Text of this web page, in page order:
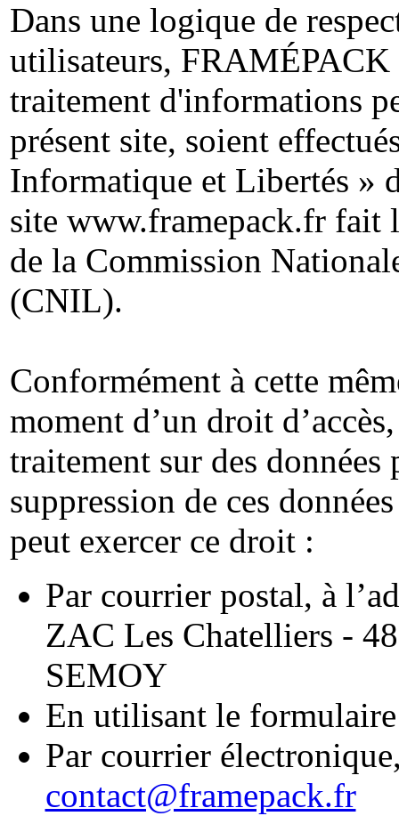
Dans une logique de
utilisateurs, FRAMÉPACK
traitement d'informations
présent site, soient
Informatique et Libertés »
site www.framepack.fr fait
de la Commission
(CNIL).
Conformément à cette
moment d’un droit
traitement sur des données
suppression de ces
peut exercer ce droit :
Par courrier postal, à
ZAC Les Chatelliers -
SEMOY
En utilisant le
Par courrier
contact@framepack.fr